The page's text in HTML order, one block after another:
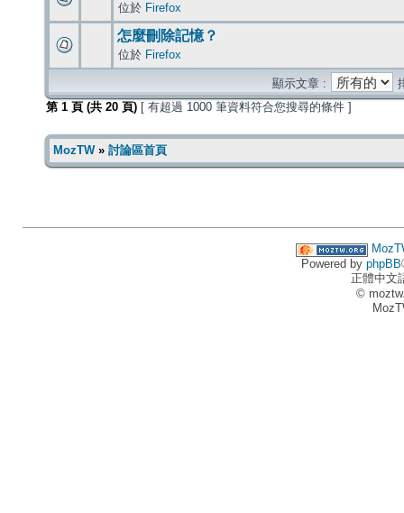
位於 Firefox
怎麼刪除記憶？
位於 Firefox
顯示文章 :
第 1 頁 (共 20 頁) [ 有超過 1000 筆資料符合您搜尋的條件 ]
MozTW» 討論區首頁
Powered by phpBB
正體中文
©